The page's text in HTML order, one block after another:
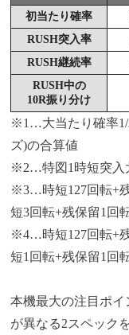
初当たり確率
RUSH突入率
RUSH継続率
RUSH中の
10R振り分け
※1…大当たり確率1/
ズ)の合算値
※2…特図1時短突入
※3…時短127回転+
短3回転+残保留1回
※4…時短127回転+
短1回転+残保留1回
本機最大の注目ポ
が異なる2スペック